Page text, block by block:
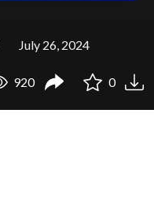
July 26, 2024
920 0